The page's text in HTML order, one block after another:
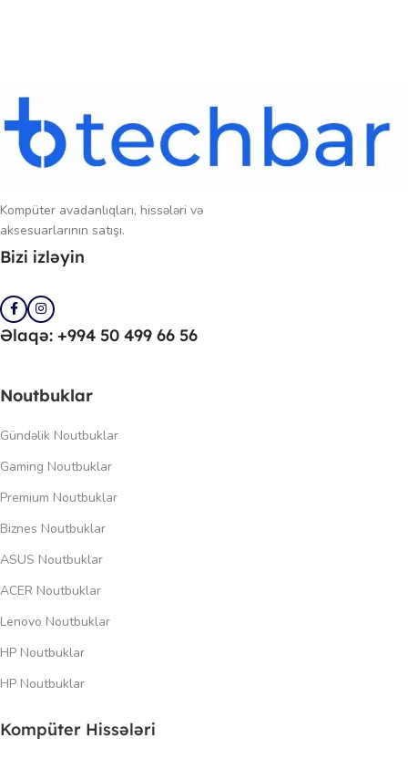
Kompüter avadanlıqları, hissələri və
aksesuarlarının satışı.
Bizi izləyin
Əlaqə: +994 50 499 66 56
Noutbuklar
Gündəlik Noutbuklar
Gaming Noutbuklar
Premium Noutbuklar
Biznes Noutbuklar
ASUS Noutbuklar
ACER Noutbuklar
Lenovo Noutbuklar
HP Noutbuklar
HP Noutbuklar
Kompüter Hissələri